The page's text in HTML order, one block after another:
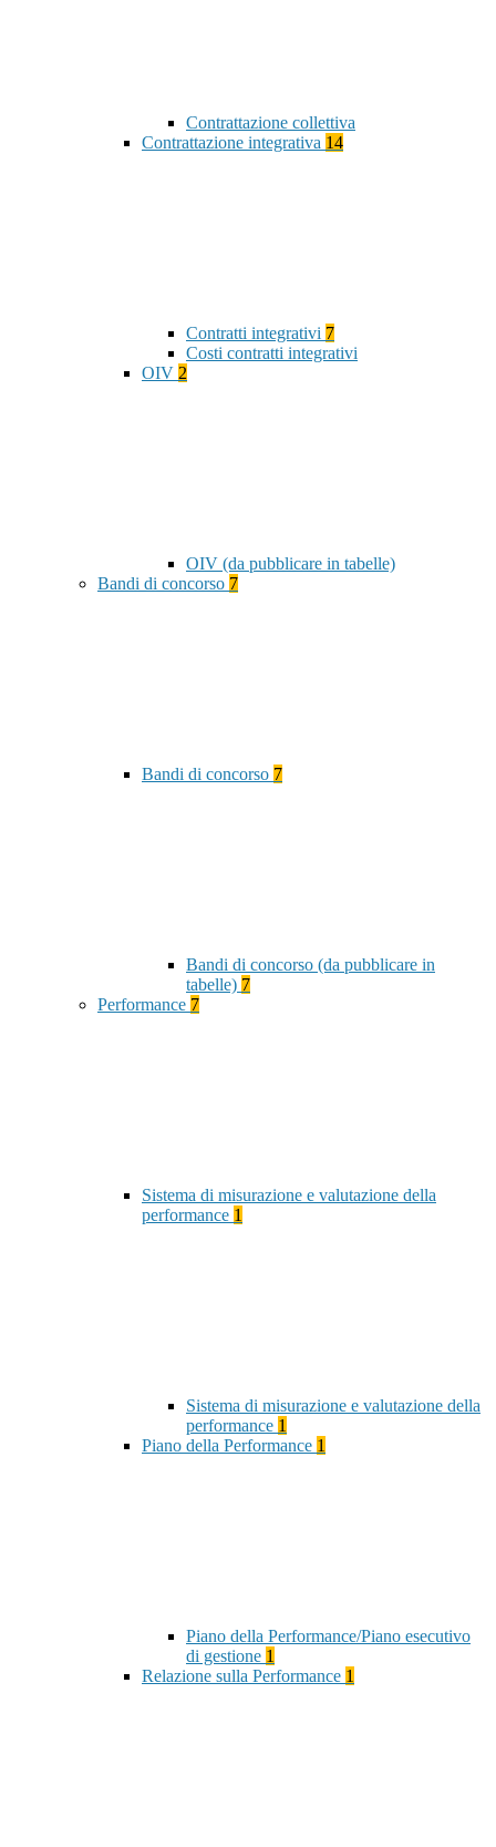
Contrattazione collettiva
Contrattazione integrativa 14
Contratti integrativi 7
Costi contratti integrativi
OIV 2
OIV (da pubblicare in tabelle)
Bandi di concorso 7
Bandi di concorso 7
Bandi di concorso (da pubblicare in
tabelle) 7
Performance 7
Sistema di misurazione e valutazione della
performance 1
Sistema di misurazione e valutazione della
performance 1
Piano della Performance 1
Piano della Performance/Piano esecutivo
di gestione 1
Relazione sulla Performance 1